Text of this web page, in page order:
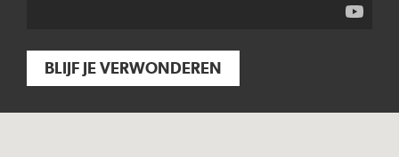
BLIJF JE VERWONDEREN